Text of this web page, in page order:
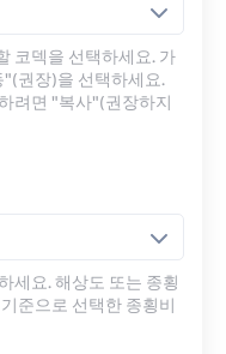
코덱을 선택하세요. 가
권장)을 선택하세요.
려면 "복사"(권장하지
세요. 해상도 또는 종횡
준으로 선택한 종횡비